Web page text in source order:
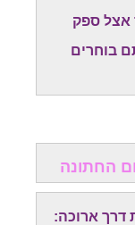
אצל ספק
בוחרים
דרך ארוכה: